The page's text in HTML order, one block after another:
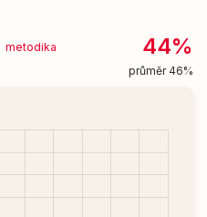
metodika
44%
průměr 46%